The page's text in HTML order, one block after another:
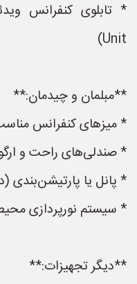
Unit)
**مبلمان و چیدمان:**
* میزهای کنفرانس
* صندلی‌های راحت و
* پانل یا پارتیشن‌بندی
* سیستم نورپردازی
**دیگر تجهیزات:**